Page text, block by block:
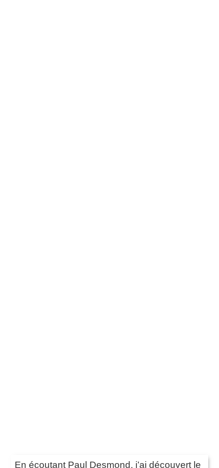
En écoutant Paul Desmond, j’ai découvert le